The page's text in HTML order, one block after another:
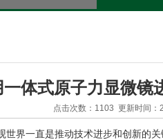
体式原子力显微镜
点击次数：1103 更新时间：
界一直是推动技术进步和创新的关